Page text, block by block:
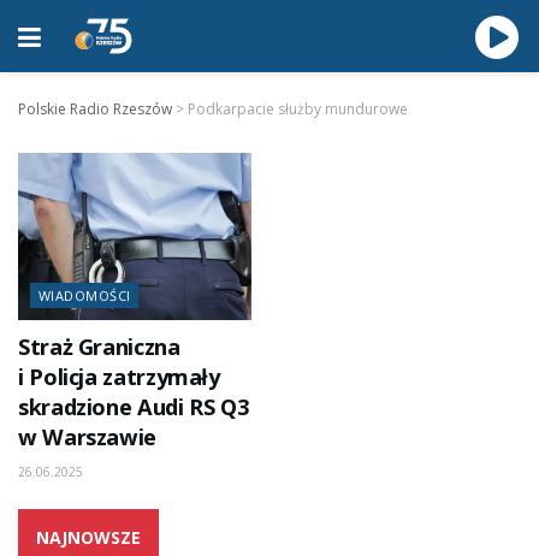
Polskie Radio Rzeszów > Podkarpacie służby mundurowe
WIADOMOŚCI
Straż Graniczna
i Policja zatrzymały
skradzione Audi RS Q3
w Warszawie
26.06.2025
NAJNOWSZE